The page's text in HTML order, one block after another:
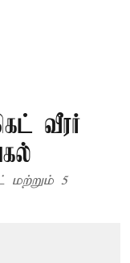
வீரர்
மற்றும் 5